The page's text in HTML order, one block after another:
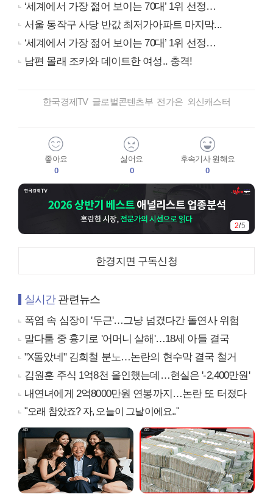
‘세계에서 가장 젊어 보이는 70대’ 1위 선정…
서울 동작구 사당 반값 최저가아파트 마지막...
‘세계에서 가장 젊어 보이는 70대’ 1위 선정…
남편 몰래 조카와 데이트한 여성.. 충격!
한국경제TV 글로벌콘텐츠부 전가은 외신캐스터
좋아요
0
싫어요
0
후속기사 원해요
0
3/5
한경지면 구독신청
실시간관련뉴스
폭염 속 심장이 '두근'…그냥 넘겼다간 돌연사 위험
말다툼 중 흉기로 '어머니 살해'…18세 아들 결국
"X돌았네" 김희철 분노…논란의 현수막 결국 철거
김원훈 주식 1억8천 올인했는데…현실은 '-2,400만원'
내연녀에게 2억8000만원 연봉까지…논란 또 터졌다
"오래 참았죠? 자, 오늘이 그날이에요.."